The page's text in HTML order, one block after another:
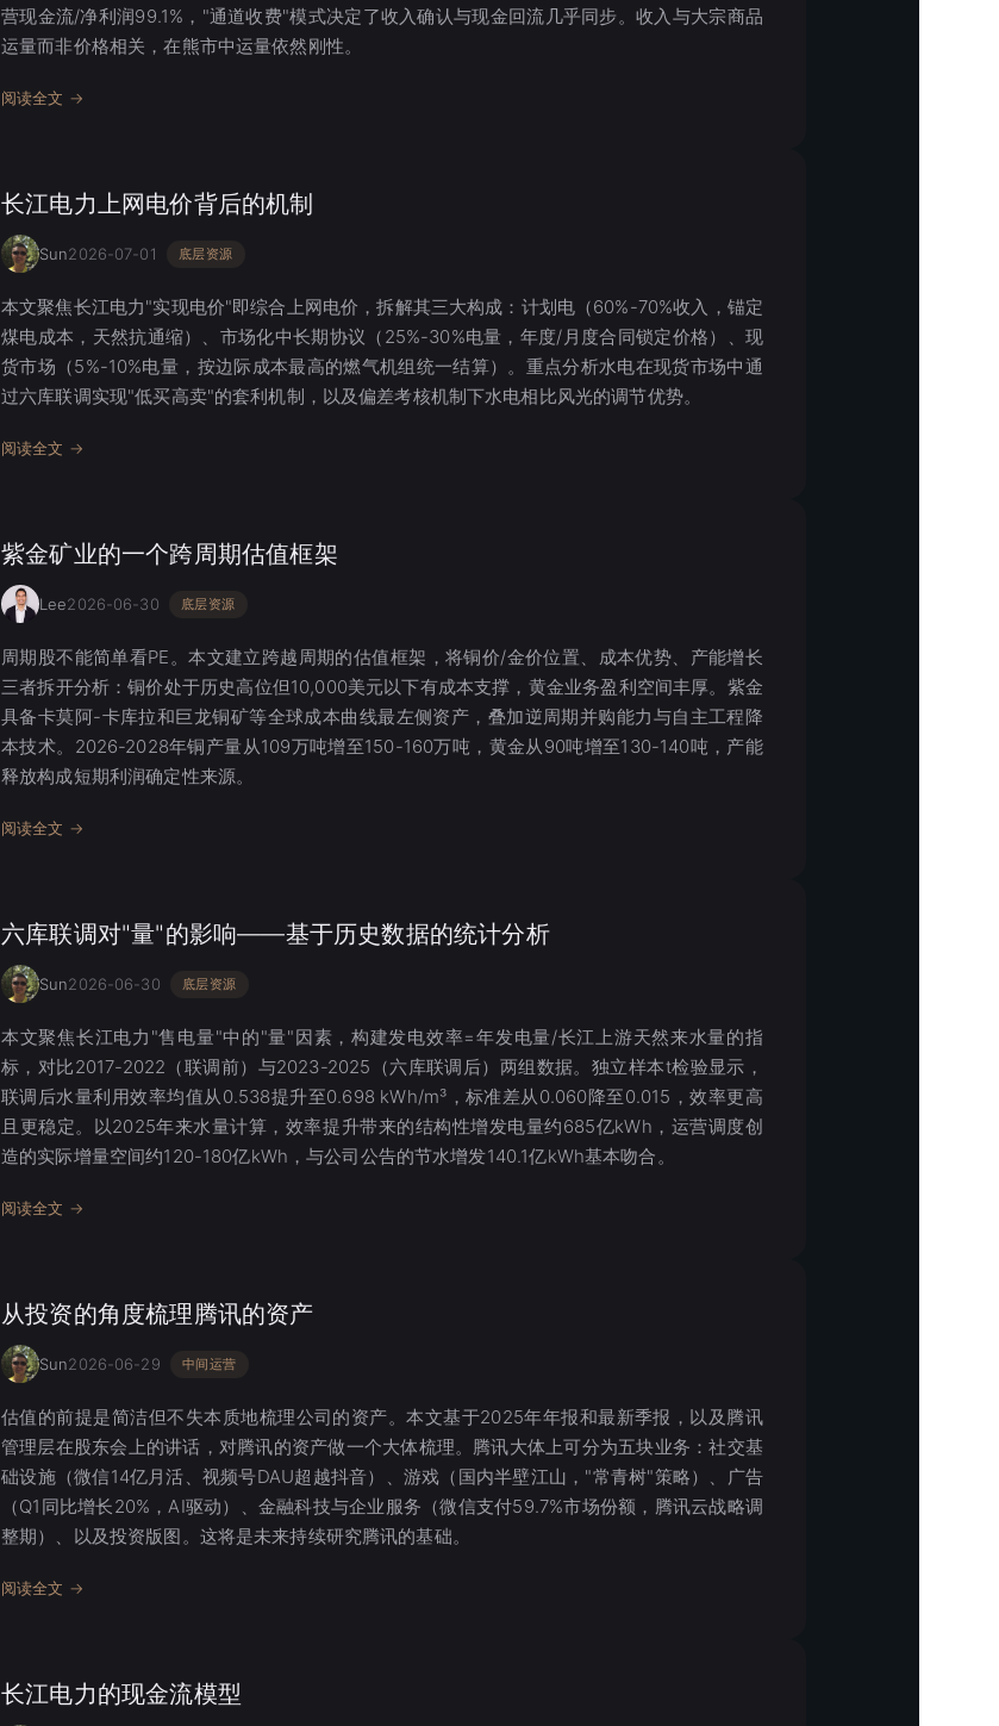
营现金流/净利润99.1%，"通道收费"模式决定了收入确认与现金回流几乎同步。收入与大宗商品
运量而非价格相关，在熊市中运量依然刚性。
阅读全文 →
长江电力上网电价背后的机制
Sun2026-07-01 底层资源
本文聚焦长江电力"实现电价"即综合上网电价，拆解其三大构成：计划电（60%-70%收入，锚定
煤电成本，天然抗通缩）、市场化中长期协议（25%-30%电量，年度/月度合同锁定价格）、现
货市场（5%-10%电量，按边际成本最高的燃气机组统一结算）。重点分析水电在现货市场中通
过六库联调实现"低买高卖"的套利机制，以及偏差考核机制下水电相比风光的调节优势。
阅读全文 →
紫金矿业的一个跨周期估值框架
Lee2026-06-30 底层资源
周期股不能简单看PE。本文建立跨越周期的估值框架，将铜价/金价位置、成本优势、产能增长
三者拆开分析：铜价处于历史高位但10,000美元以下有成本支撑，黄金业务盈利空间丰厚。紫金
具备卡莫阿-卡库拉和巨龙铜矿等全球成本曲线最左侧资产，叠加逆周期并购能力与自主工程降
本技术。2026-2028年铜产量从109万吨增至150-160万吨，黄金从90吨增至130-140吨，产能
释放构成短期利润确定性来源。
阅读全文 →
六库联调对"量"的影响——基于历史数据的统计分析
Sun2026-06-30 底层资源
本文聚焦长江电力"售电量"中的"量"因素，构建发电效率=年发电量/长江上游天然来水量的指
标，对比2017-2022（联调前）与2023-2025（六库联调后）两组数据。独立样本t检验显示，
联调后水量利用效率均值从0.538提升至0.698 kWh/m³，标准差从0.060降至0.015，效率更高
且更稳定。以2025年来水量计算，效率提升带来的结构性增发电量约685亿kWh，运营调度创
造的实际增量空间约120-180亿kWh，与公司公告的节水增发140.1亿kWh基本吻合。
阅读全文 →
从投资的角度梳理腾讯的资产
Sun2026-06-29 中间运营
估值的前提是简洁但不失本质地梳理公司的资产。本文基于2025年年报和最新季报，以及腾讯
管理层在股东会上的讲话，对腾讯的资产做一个大体梳理。腾讯大体上可分为五块业务：社交基
础设施（微信14亿月活、视频号DAU超越抖音）、游戏（国内半壁江山，"常青树"策略）、广告
（Q1同比增长20%，AI驱动）、金融科技与企业服务（微信支付59.7%市场份额，腾讯云战略调
整期）、以及投资版图。这将是未来持续研究腾讯的基础。
阅读全文 →
长江电力的现金流模型